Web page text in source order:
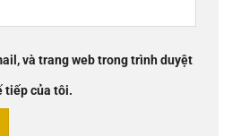
và trang web trong trình duyệt
tiếp của tôi.